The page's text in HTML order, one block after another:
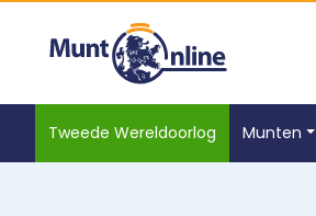
Tweede Wereldoorlog Munten